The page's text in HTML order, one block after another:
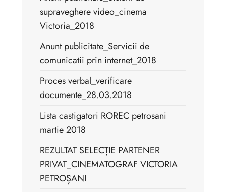
supraveghere video_cinema
Victoria_2018
Anunt publicitate_Servicii de
comunicatii prin internet_2018
Proces verbal_verificare
documente_28.03.2018
Lista castigatori ROREC petrosani
martie 2018
REZULTAT SELECȚIE PARTENER
PRIVAT_CINEMATOGRAF VICTORIA
PETROȘANI